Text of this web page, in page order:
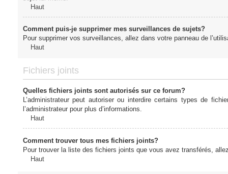
Haut
Comment puis-je supprimer mes surveillances de sujets?
Pour supprimer vos surveillances, allez dans votre panneau de
Haut
Fichiers joints
Quelles fichiers joints sont autorisés sur ce forum?
L’administrateur peut autoriser ou interdire certains types de
l’administrateur pour plus d’informations.
Haut
Comment trouver tous mes fichiers joints?
Pour trouver la liste des fichiers joints que vous avez transférés,
Haut